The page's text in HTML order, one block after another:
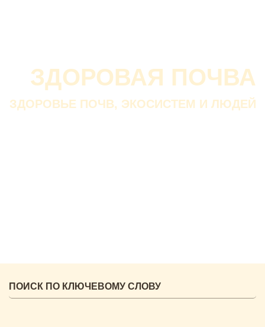
ЗДОРОВАЯ ПОЧВА
ЗДОРОВЬЕ ПОЧВ, ЭКОСИСТЕМ И ЛЮДЕЙ